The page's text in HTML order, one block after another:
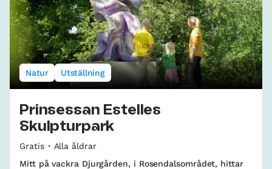
Natur Utställning
Prinsessan Estelles
Skulpturpark
Gratis
Alla åldrar
Mitt på vackra Djurgården, i Rosendalsområdet, hittar